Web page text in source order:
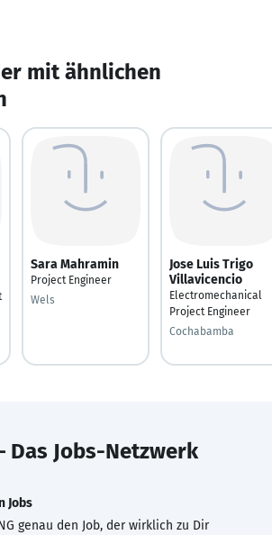
mit ähnlichen
Sara Mahramin
Project Engineer
Wels
Jose Luis Trigo
Villavicencio
Electromechanical
Project Engineer
Cochabamba
Das Jobs-Netzwerk
Jobs
genau den Job, der wirklich zu Dir